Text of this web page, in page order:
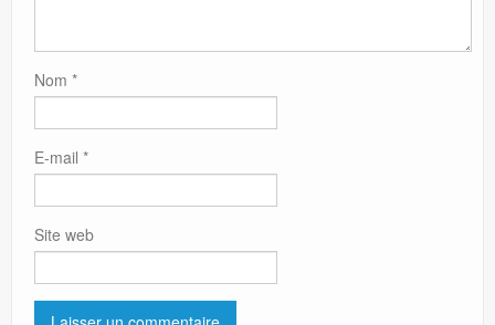
Nom *
E-mail *
Site web